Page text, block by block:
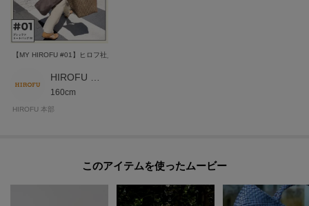
※照明の関係により、実際よりも色味が違って見える場合があります。ま
【MY HIROFU #01】ヒロフ社員の愛用品紹介 ブレッツァ トートバッグ M
160cm
HIROFU 本部
このアイテムを使ったムービー